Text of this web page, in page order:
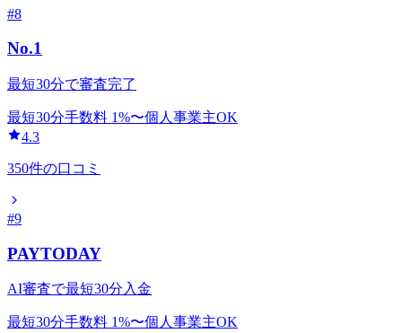
#8
No.1
最短30分で審査完了
最短30分手数料 1%〜個人事業主OK
4.3
350件の口コミ
#9
PAYTODAY
AI審査で最短30分入金
最短30分手数料 1%〜個人事業主OK